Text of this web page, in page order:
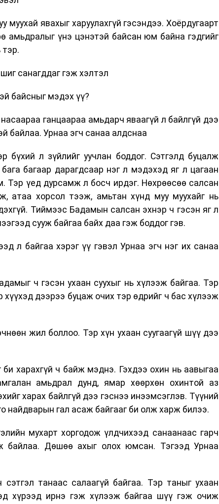
муухай явахыг харуулахгүй гэсэндээ. Хоёрдугаарт
амьдралыг үнэ цэнэтэй байсан юм байна гэдгийг
тэр.
санагддаг гэж хэлтэл
байсныг мэдэх үү?
ганцаараа амьдарч яваагүй л байлгүй дээ
байлаа. Урнаа эгч санаа алдснаа
бүхий л зүйлийг уучлан боддог. Сэтгэлд буцалж
багаар дарагдсаар нэг л мэдэхэд яг л цагаан
Тэр үед дурсамж л босч ирдэг. Нөхрөөсөө салсан
атаа хорсол тээж, амьтан хүнд муу муухайг нь
Тиймээс Бадамын салсан эхнэр ч гэсэн яг л
сууж байгаа байх даа гэж боддог гэв.
л байгаа хэрэг үү гэвэл Урнаа эгч нэг их санаа
ч гэсэн ухаан суухыг нь хүлээж байгаа. Тэр
хүүхэд дээрээ буцаж очих тэр өдрийг ч бас хүлээж
жил боллоо. Тэр хүн ухаан суугаагүй шүү дээ
харахгүй ч байж мэднэ. Гэхдээ охин нь аавыгаа
амьдрал дунд, ямар хөөрхөн охинтой аз
харах байлгүй дээ гэснээ инээмсэглэв. Түүний
найдварын гал асаж байгааг би олж харж билээ.
мухарт хоргодож үлдчихээд санаанаас гарч
байлаа. Дөшөө ахыг олох юмсан. Тэгээд Урнаа
танаас салаагүй байгаа. Тэр таныг ухаан
хүрээд ирнэ гэж хүлээж байгаа шүү гэж очиж